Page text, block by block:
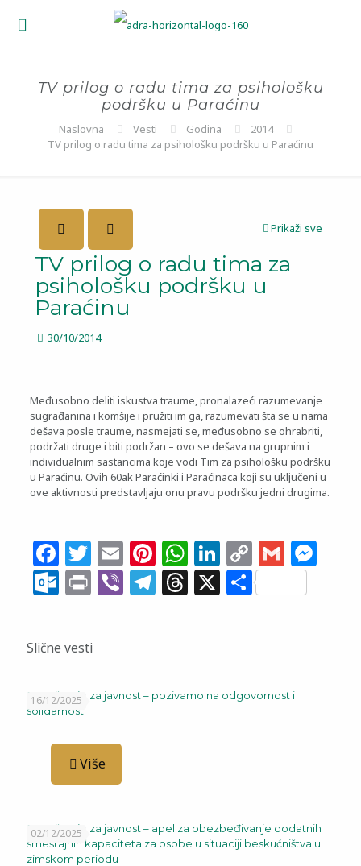
TV prilog o radu tima za psihološku
podršku u Paraćinu
Naslovna Vesti Godina
2014
TV prilog o radu tima za psihološku podršku u Paraćinu
Prikaži sve
TV prilog o radu tima za
psihološku podršku u
Paraćinu
30/10/2014
Međusobno deliti iskustva traume, pronalazeći razumevanje
sugrađanina i komšije i pružiti im ga, razumevati šta se u nama
dešava posle traume, nasmejati se, međusobno se ohrabriti,
podržati druge i biti podržan – ovo se dešava na grupnim i
individualnim sastancima koje vodi Tim za psihološku podršku
u Paraćinu. Ovih 60ak Paraćinki i Paraćinaca koji su uključeni u
ove aktivnosti predstavljaju onu pravu podršku jedni drugima.
Facebook
Twitter
EmailPinterest
WhatsApp
LinkedIn
Copy
Link
Gmail
Outlook.com
PrintViberTelegram
Threads
X Share
Slične vesti
16/12/2025
Saopštenje za javnost – pozivamo na odgovornost i
solidarnost
Više
02/12/2025
Saopštenje za javnost – apel za obezbeđivanje dodatnih
smeštajnih kapaciteta za osobe u situaciji beskućništva u
zimskom periodu